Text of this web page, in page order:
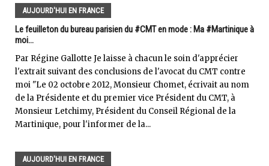
AUJOURD'HUI EN FRANCE
Le feuilleton du bureau parisien du #CMT en mode : Ma #Martinique à
moi...
Par Régine Gallotte Je laisse à chacun le soin d'apprécier
l'extrait suivant des conclusions de l'avocat du CMT contre
moi "Le 02 octobre 2012, Monsieur Chomet, écrivait au nom
de la Présidente et du premier vice Président du CMT, à
Monsieur Letchimy, Président du Conseil Régional de la
Martinique, pour l'informer de la...
AUJOURD'HUI EN FRANCE